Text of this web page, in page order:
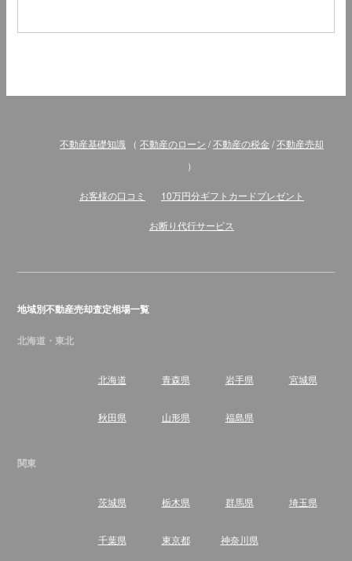
不動産基礎知識 （ 不動産のローン /不動産の税金 /不動産売却
）
お客様の口コミ 10万円分ギフトカードプレゼント
お断り代行サービス
地域別不動産売却査定相場一覧
北海道・東北
北海道 青森県 岩手県 宮城県
秋田県 山形県 福島県
関東
茨城県 栃木県 群馬県 埼玉県
千葉県 東京都 神奈川県